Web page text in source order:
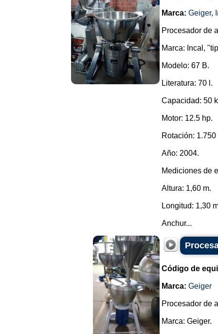
Marca: Geiger,
Procesador de
Marca: Incal,
Modelo: 67 B.
Literatura: 70 l.
Capacidad: 50
Motor: 12.5 hp.
Rotación: 1.750
Año: 2004.
Mediciones de
Altura: 1,60 m.
Longitud: 1,30
Anchur...
Código de
Marca: Geiger
Procesador de
Marca: Geiger.